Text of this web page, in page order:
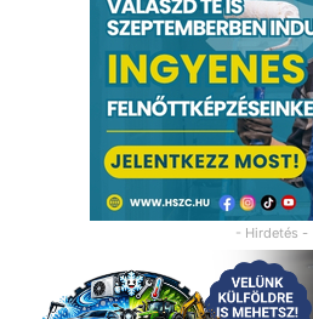
- Hirdetés -